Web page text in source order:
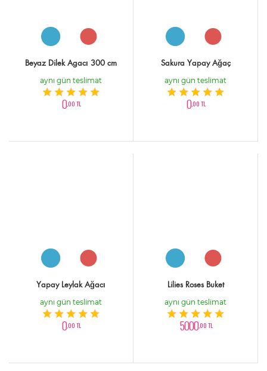
Beyaz Dilek Agacı 300 cm
aynı gün teslimat
0,00 TL
Sakura Yapay Ağaç
aynı gün teslimat
0,00 TL
Yapay Leylak Ağacı
aynı gün teslimat
0,00 TL
Lilies Roses Buket
aynı gün teslimat
5000,00 TL